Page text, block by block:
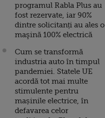
programul Rabla Plus au
fost rezervate, iar 90%
dintre solicitanți au ales o
maşină 100% electrică
Cum se transformă
industria auto în timpul
pandemiei. Statele UE
acordă tot mai multe
stimulente pentru
mașinile electrice, în
defavarea celor